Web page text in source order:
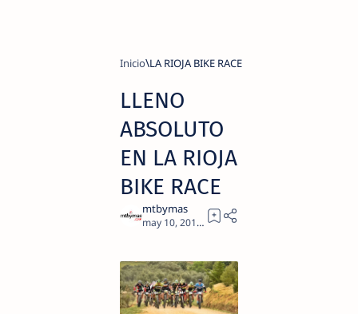
Inicio LA RIOJA BIKE RACE
LLENO
ABSOLUTO
EN LA RIOJA
BIKE RACE
2